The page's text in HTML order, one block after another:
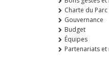
Charte du
Gouvernance
Budget
Équipes
Partenariats et